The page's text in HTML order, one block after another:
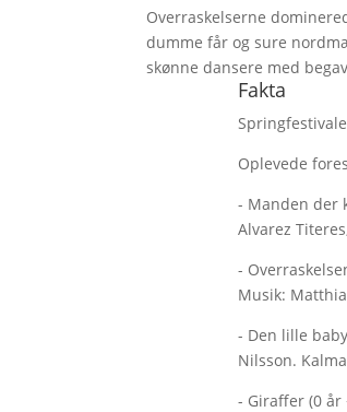
Overraskelserne
dumme får og sure
skønne dansere med
Fakta
Oplevede
- Manden der
Alvarez
-
Musik:
- Den lille
Nilsson.
- Giraffer (0 år